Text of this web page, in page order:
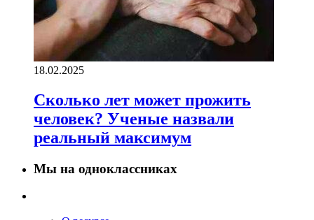
18.02.2025
Сколько лет может прожить
человек? Ученые назвали
реальный максимум
Мы на одноклассниках